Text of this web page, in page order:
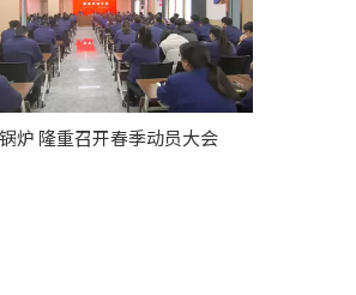
炉 隆重召开春季动员大会